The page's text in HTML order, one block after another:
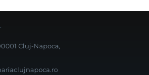
Cluj-Napoca,